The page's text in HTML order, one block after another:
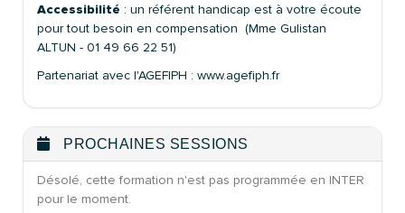
Accessibilité : un référent handicap est à votre écoute
pour tout besoin en compensation (Mme Gulistan
ALTUN - 01 49 66 22 51)
Partenariat avec l'AGEFIPH : www.agefiph.fr
PROCHAINES SESSIONS
Désolé, cette formation n'est pas programmée en INTER
pour le moment.